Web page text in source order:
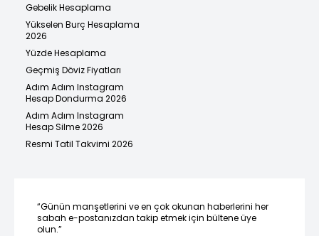
Gebelik Hesaplama
Yükselen Burç Hesaplama
2026
Yüzde Hesaplama
Geçmiş Döviz Fiyatları
Adım Adım Instagram
Hesap Dondurma 2026
Adım Adım Instagram
Hesap Silme 2026
Resmi Tatil Takvimi 2026
“Günün manşetlerini ve en çok okunan haberlerini her
sabah e-postanızdan takip etmek için bültene üye
olun.”